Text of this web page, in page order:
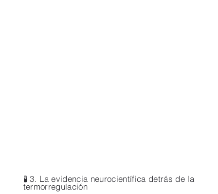
🧪 3. La evidencia neurocientífica detrás de la
termorregulación